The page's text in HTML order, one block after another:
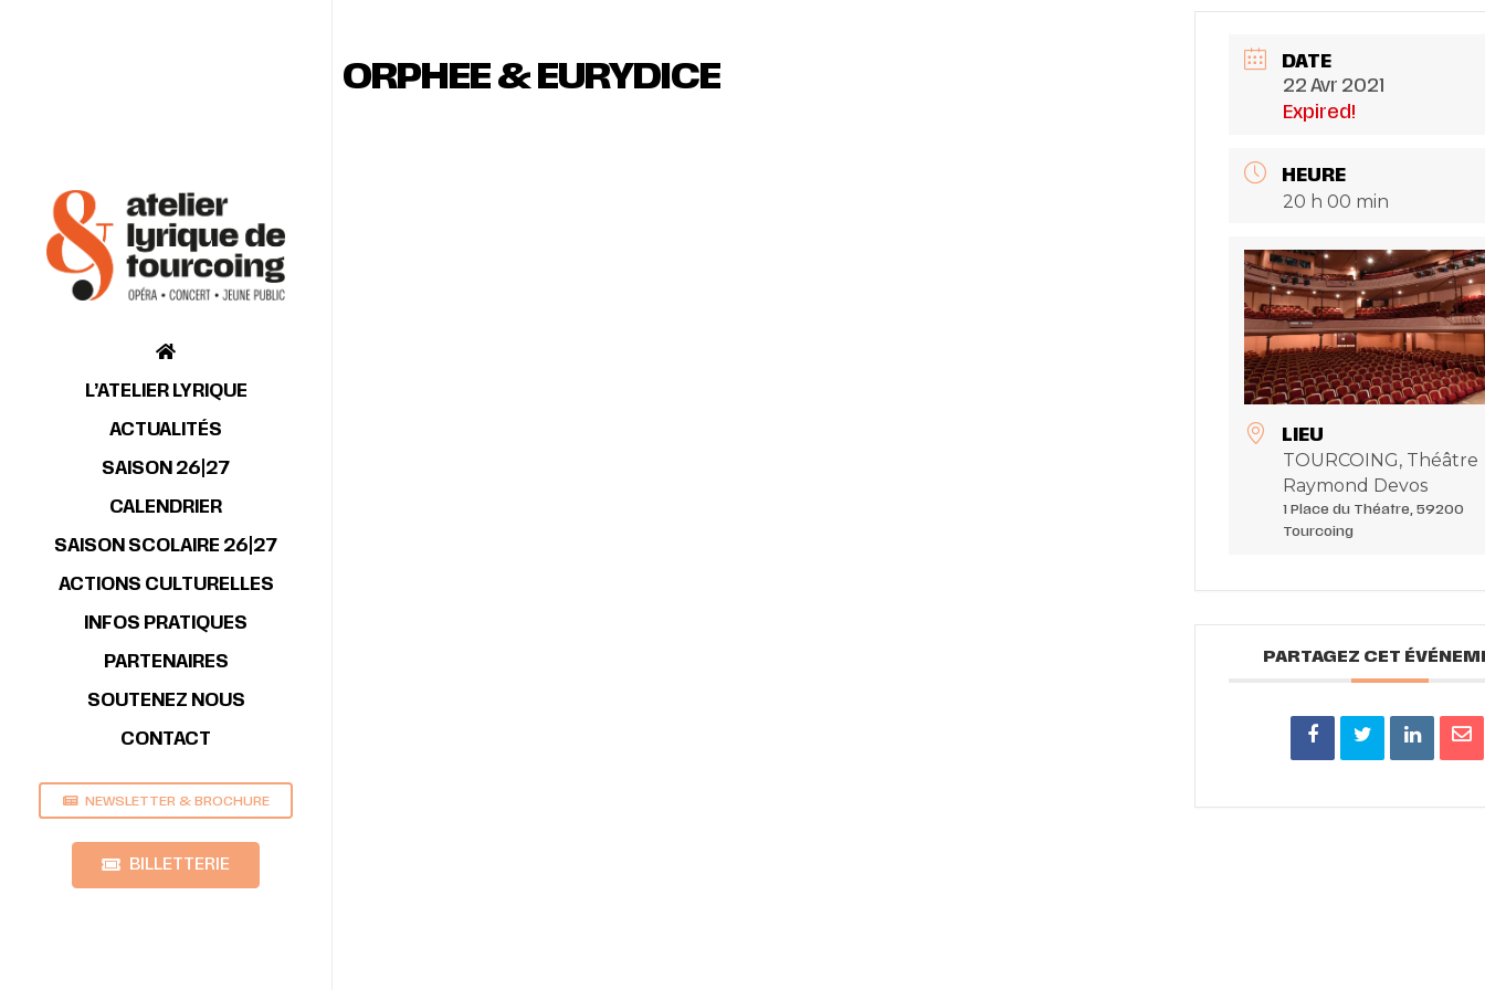
L’ATELIER LYRIQUE
ACTUALITÉS
SAISON 26|27
CALENDRIER
SAISON SCOLAIRE 26|27
ACTIONS CULTURELLES
INFOS PRATIQUES
PARTENAIRES
SOUTENEZ NOUS
CONTACT
NEWSLETTER & BROCHURE
BILLETTERIE
ORPHEE & EURYDICE
DATE
22 Avr 2021
Expired!
HEURE
20 h 00 min
LIEU
TOURCOING, Théâtre
Raymond Devos
1 Place du Théatre, 59200
Tourcoing
PARTAGEZ CET